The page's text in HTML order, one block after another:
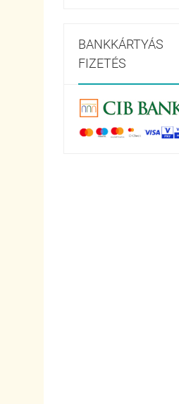
BANKKÁRTYÁS
FIZETÉS